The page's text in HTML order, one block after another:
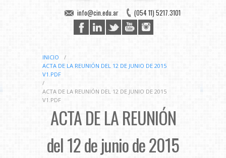
(054 11) 5217.3101
info@cin.edu.ar
INICIO
/
ACTA DE LA REUNIÓN DEL 12 DE JUNIO DE 2015
V1.PDF
/
ACTA DE LA REUNIÓN DEL 12 DE JUNIO DE 2015
V1.PDF
ACTA DE LA REUNIÓN
del 12 de junio de 2015